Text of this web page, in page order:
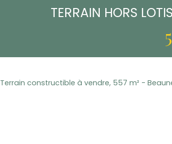
TERRAIN HORS
Terrain constructible à vendre, 557 m² -